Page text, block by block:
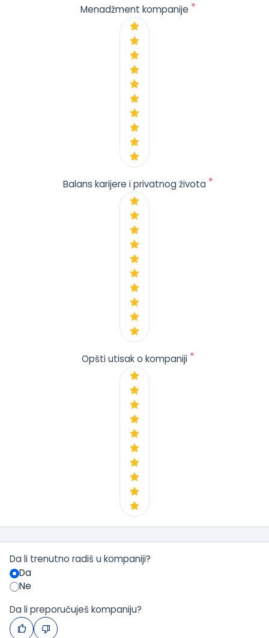
Menadžment kompanije *
Balans karijere i privatnog života *
Opšti utisak o kompaniji *
Da li trenutno radiš u kompaniji?
Da
Ne
Da li preporučuješ kompaniju?